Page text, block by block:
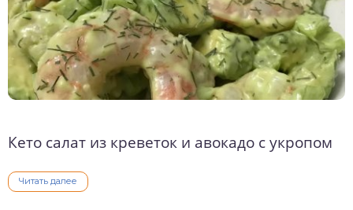
Кето салат из креветок и авокадо с укропом
Читать далее